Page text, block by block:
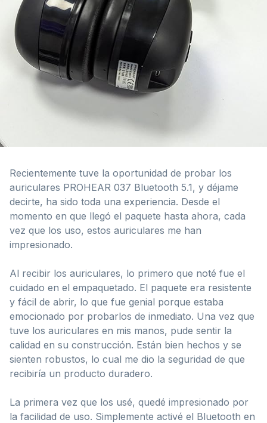
Recientemente tuve la oportunidad de probar los
auriculares PROHEAR 037 Bluetooth 5.1, y déjame
decirte, ha sido toda una experiencia. Desde el
momento en que llegó el paquete hasta ahora, cada
vez que los uso, estos auriculares me han
impresionado.
Al recibir los auriculares, lo primero que noté fue el
cuidado en el empaquetado. El paquete era resistente
y fácil de abrir, lo que fue genial porque estaba
emocionado por probarlos de inmediato. Una vez que
tuve los auriculares en mis manos, pude sentir la
calidad en su construcción. Están bien hechos y se
sienten robustos, lo cual me dio la seguridad de que
recibiría un producto duradero.
La primera vez que los usé, quedé impresionado por
la facilidad de uso. Simplemente activé el Bluetooth en